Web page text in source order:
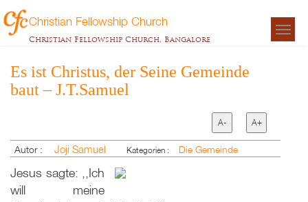
Christian Fellowship Church
Christian Fellowship Church, Bangalore
Es ist Christus, der Seine Gemeinde
baut – J.T.Samuel
A- A+
Autor : Joji Samuel Kategorien : Die Gemeinde
Jesus sagte: ,,Ich
will meine